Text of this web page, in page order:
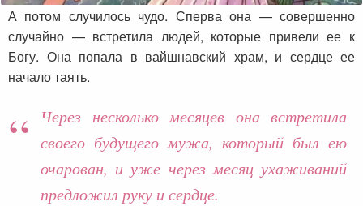
А потом случилось чудо. Сперва она — совершенно
случайно — встретила людей, которые привели ее к
Богу. Она попала в вайшнавский храм, и сердце ее
начало таять.
Через несколько месяцев она встретила
своего будущего мужа, который был ею
очарован, и уже через месяц ухаживаний
предложил руку и сердце.